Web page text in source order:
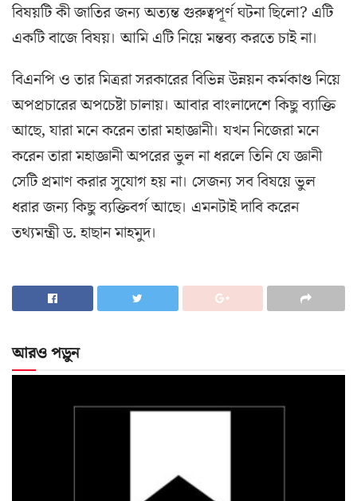
বিষয়টি কী জাতির জন্য অত্যন্ত গুরুত্বপূর্ণ ঘটনা ছিলো? এটি
একটি বাজে বিষয়। আমি এটি নিয়ে মন্তব্য করতে চাই না।
বিএনপি ও তার মিত্ররা সরকারের বিভিন্ন উন্নয়ন কর্মকাণ্ড নিয়ে
অপপ্রচারের অপচেষ্টা চালায়। আবার বাংলাদেশে কিছু ব্যাক্তি
আছে, যারা মনে করেন তারা মহাজ্ঞানী। যখন নিজেরা মনে
করেন তারা মহাজ্ঞানী অপরের ভুল না ধরলে তিনি যে জ্ঞানী
সেটি প্রমাণ করার সুযোগ হয় না। সেজন্য সব বিষয়ে ভুল
ধরার জন্য কিছু ব্যক্তিবর্গ আছে। এমনটাই দাবি করেন
তথ্যমন্ত্রী ড. হাছান মাহমুদ।
আরও পড়ুন